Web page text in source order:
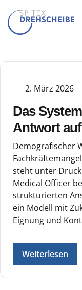
2. März 2026
Das
Antwort
Demografischer
steht unter
Medical Officer
strukturierten
ein Modell mit
Eignung und
Weiterlesen